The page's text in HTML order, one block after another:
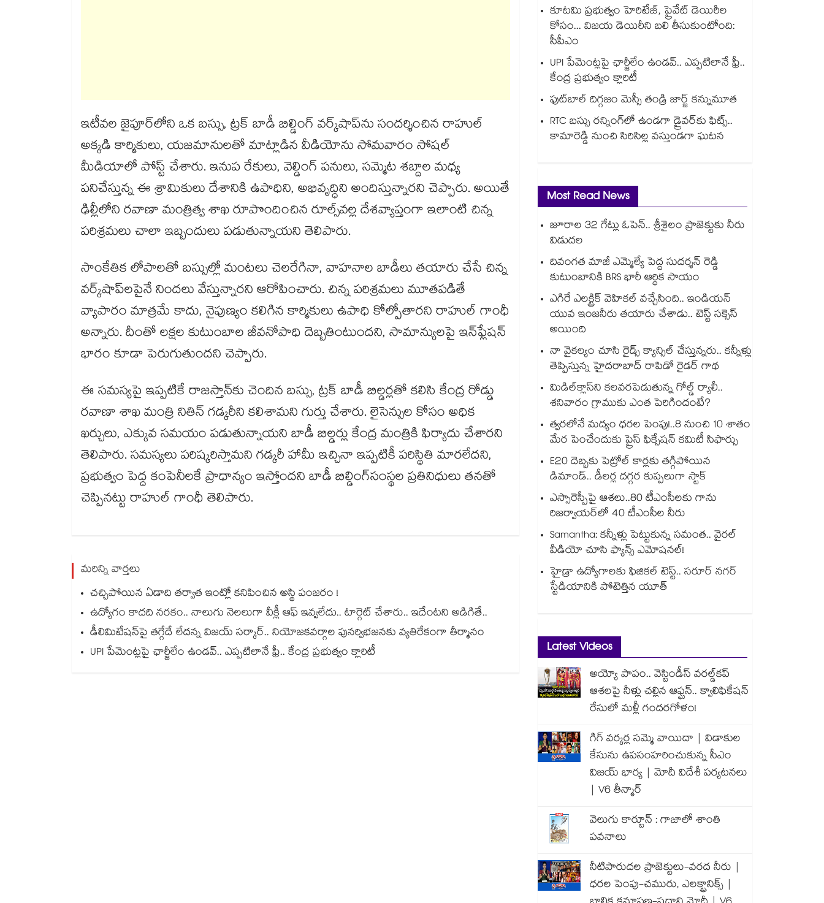
ఇటీవల జైపూర్‌‌లోని ఒక బస్సు, ట్రక్ బాడీ బిల్డింగ్ వర్క్‌‌షాప్‌‌ను సందర్శించిన రాహుల్
అక్కడి కార్మికులు, యజమానులతో మాట్లాడిన వీడియోను సోమవారం సోషల్
మీడియాలో పోస్ట్ చేశారు. ఇనుప రేకులు, వెల్డింగ్ పనులు, సమ్మెట శబ్దాల మధ్య
పనిచేస్తున్న ఈ శ్రామికులు దేశానికి ఉపాధిని, అభివృద్ధిని అందిస్తున్నారని చెప్పారు. అయితే
ఢిల్లీలోని రవాణా మంత్రిత్వ శాఖ రూపొందించిన రూల్స్​వల్ల దేశవ్యాప్తంగా ఇలాంటి చిన్న
పరిశ్రమలు చాలా ఇబ్బందులు పడుతున్నాయని తెలిపారు.
సాంకేతిక లోపాలతో బస్సుల్లో మంటలు చెలరేగినా, వాహనాల బాడీలు తయారు చేసే చిన్న
వర్క్‌‌షాప్‌‌లపైనే నిందలు వేస్తున్నారని ఆరోపించారు. చిన్న పరిశ్రమలు మూతపడితే
వ్యాపారం మాత్రమే కాదు, నైపుణ్యం కలిగిన కార్మికులు ఉపాధి కోల్పోతారని రాహుల్ గాంధీ
అన్నారు. దీంతో లక్షల కుటుంబాల జీవనోపాధి దెబ్బతింటుందని, సామాన్యులపై ఇన్‌‌ఫ్లేషన్
భారం కూడా పెరుగుతుందని చెప్పారు.
ఈ సమస్యపై ఇప్పటికే రాజస్తాన్‌‌కు చెందిన బస్సు, ట్రక్ బాడీ బిల్డర్లతో కలిసి కేంద్ర రోడ్డు
రవాణా శాఖ మంత్రి నితిన్ గడ్కరీని కలిశామని గుర్తు చేశారు. లైసెన్సుల కోసం అధిక
ఖర్చులు, ఎక్కువ సమయం పడుతున్నాయని బాడీ బిల్డర్లు కేంద్ర మంత్రికి ఫిర్యాదు చేశారని
తెలిపారు. సమస్యలు పరిష్కరిస్తామని గడ్కరీ హామీ ఇచ్చినా ఇప్పటికీ పరిస్థితి మారలేదని,
ప్రభుత్వం పెద్ద కంపెనీలకే ప్రాధాన్యం ఇస్తోందని బాడీ బిల్డింగ్​సంస్థల ప్రతినిధులు తనతో
చెప్పినట్టు రాహుల్ గాంధీ తెలిపారు.
మరిన్ని వార్తలు
చచ్చిపోయిన ఏడాది తర్వాత ఇంట్లో కనిపించిన అస్థి పంజరం !
ఉద్యోగం కాదది నరకం.. నాలుగు నెలలుగా వీక్లీ ఆఫ్ ఇవ్వలేదు.. టార్గెట్ చేశారు.. ఇదేంటని అడిగితే..
డీలిమిటేషన్‎పై తగ్గేదే లేదన్న విజయ్ సర్కార్.. నియోజకవర్గాల పునర్విభజనకు వ్యతిరేకంగా తీర్మానం
UPI పేమెంట్లపై ఛార్జీలేం ఉండవ్.. ఎప్పటిలానే ఫ్రీ.. కేంద్ర ప్రభుత్వం క్లారిటీ
కూటమి ప్రభుత్వం హెరిటేజ్, ప్రైవేట్ డెయిరీల
కోసం... విజయ డెయిరీని బలి తీసుకుంటోంది:
సీపీఎం
UPI పేమెంట్లపై ఛార్జీలేం ఉండవ్.. ఎప్పటిలానే ఫ్రీ..
కేంద్ర ప్రభుత్వం క్లారిటీ
ఫుట్‎బాల్ దిగ్గజం మెస్సీ తండ్రి జార్జ్ కన్నుమూత
RTC బస్సు రన్నింగ్⁫లో ఉండగా డ్రైవర్‌కు ఫిట్స్..
కామారెడ్డి నుంచి సిరిసిల్ల వస్తుండగా ఘటన
Most Read News
జూరాల 32 గేట్లు ఓపెన్.. శ్రీశైలం ప్రాజెక్టుకు నీరు
విడుదల
దివంగత మాజీ ఎమ్మెల్యే పెద్ద సుదర్శన్ రెడ్డి
కుటుంబానికి BRS భారీ ఆర్థిక సాయం
ఎగిరే ఎలక్ట్రిక్ వెహికల్ వచ్చేసింది.. ఇండియన్
యువ ఇంజనీరు తయారు చేశాడు.. టెస్ట్ సక్సెస్
అయింది
నా వైకల్యం చూసి రైడ్స్ క్యాన్సిల్ చేస్తున్నరు.. కన్నీళ్లు
తెప్పిస్తున్న హైదరాబాద్ రాపిడో రైడర్ గాథ
మిడిల్‌క్లాస్‌ని కలవరపెడుతున్న గోల్డ్ ర్యాలీ..
శనివారం గ్రాముకు ఎంత పెరిగిందంటే?
త్వరలోనే మద్యం ధ‌‌ర‌‌ల పెంపు!..8 నుంచి 10 శాతం
మేర పెంచేందుకు ప్రైస్ ఫిక్సేష‌‌న్ క‌‌మిటీ సిఫార్సు
E20 దెబ్బకు పెట్రోల్ కార్లకు తగ్గిపోయిన
డిమాండ్.. డీలర్ల దగ్గర కుప్పలుగా స్టాక్
ఎస్సారెస్పీపై ఆశలు..80 టీఎంసీలకు గాను
రిజర్వాయర్‌‌‌‌‌‌‌‌‌‌‌‌‌‌‌‌లో 40 టీఎంసీల నీరు
Samantha: కన్నీళ్లు పెట్టుకున్న సమంత.. వైరల్
వీడియో చూసి ఫ్యాన్స్ ఎమోషనల్!
హైడ్రా ఉద్యోగాలకు ఫిజికల్ టెస్ట్.. సరూర్ నగర్
స్టేడియానికి పోటెత్తిన యూత్
Latest Videos
అయ్యో పాపం.. వెస్టిండీస్ వరల్డ్‌కప్
ఆశలపై నీళ్లు చల్లిన ఆఫ్ఘన్.. క్వాలిఫికేషన్
రేసులో మళ్లీ గందరగోళం!
గిగ్ వర్కర్ల సమ్మె వాయిదా | విడాకుల
కేసును ఉపసంహరించుకున్న సీఎం
విజయ్ భార్య | మోదీ విదేశీ పర్యటనలు
| V6 తీన్మార్
వెలుగు కార్టూన్ : గాజాలో శాంతి
పవనాలు
నీటిపారుదల ప్రాజెక్టులు-వరద నీరు |
ధరల పెంపు-చమురు, ఎలక్ట్రానిక్స్ |